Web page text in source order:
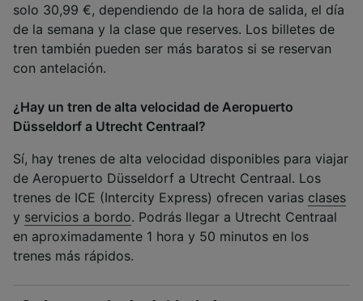
solo 30,99 €, dependiendo de la hora de salida, el día
de la semana y la clase que reserves. Los billetes de
tren también pueden ser más baratos si se reservan
con antelación.
¿Hay un tren de alta velocidad de Aeropuerto
Düsseldorf a Utrecht Centraal?
Sí, hay trenes de alta velocidad disponibles para viajar
de Aeropuerto Düsseldorf a Utrecht Centraal. Los
trenes de ICE (Intercity Express) ofrecen varias clases
y servicios a bordo. Podrás llegar a Utrecht Centraal
en aproximadamente 1 hora y 50 minutos en los
trenes más rápidos.